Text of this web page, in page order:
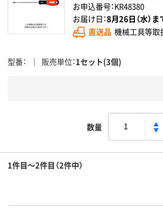
お申込番号：KR48380
お届け日：8月26日（水）ま
直送品 機械工具等取
型番 販売単位 1セット(3個)
数量
1件目～2件目（2件中）